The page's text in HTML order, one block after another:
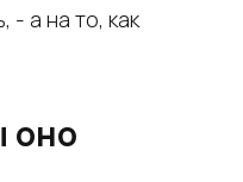
- а на то, как
оно